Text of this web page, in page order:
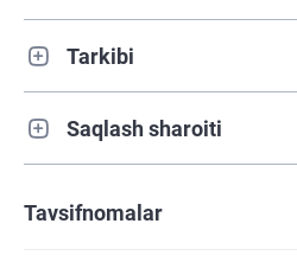
Tarkibi
Saqlash sharoiti
Tavsifnomalar